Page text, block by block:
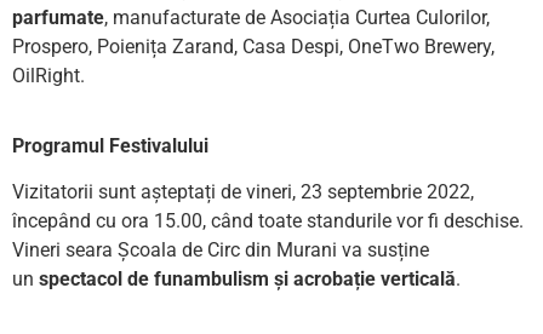
parfumate, manufacturate de Asociația Curtea Culorilor,
Prospero, Poienița Zarand, Casa Despi, OneTwo Brewery,
OilRight.
Programul Festivalului
Vizitatorii sunt așteptați de vineri, 23 septembrie 2022,
începând cu ora 15.00, când toate standurile vor fi deschise.
Vineri seara Școala de Circ din Murani va susține
un spectacol de funambulism și acrobație verticală.